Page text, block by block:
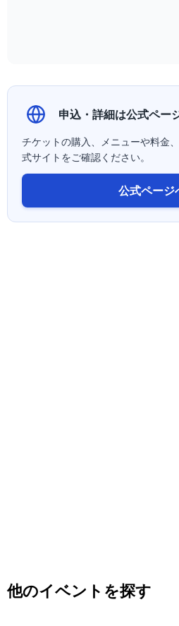
申込・詳細は公式ペー
チケットの購入、メニューや料金
式サイトをご確認ください。
公式ページ
他のイベントを探す